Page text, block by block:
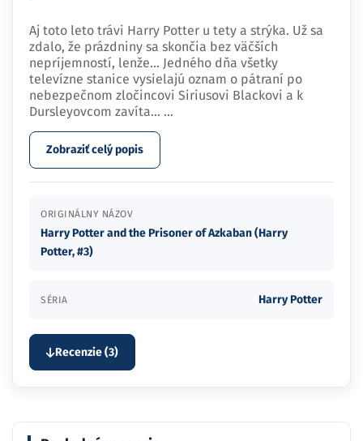
Aj toto leto trávi Harry Potter u tety a strýka. Už sa
zdalo, že prázdniny sa skončia bez väčších
nepríjemností, lenže... Jedného dňa všetky
televízne stanice vysielajú oznam o pátraní po
nebezpečnom zločincovi Siriusovi Blackovi a k
Dursleyovcom zavíta… ...
Zobraziť celý popis
ORIGINÁLNY NÁZOV
Harry Potter and the Prisoner of Azkaban (Harry
Potter, #3)
SÉRIA Harry Potter
Recenzie (3)